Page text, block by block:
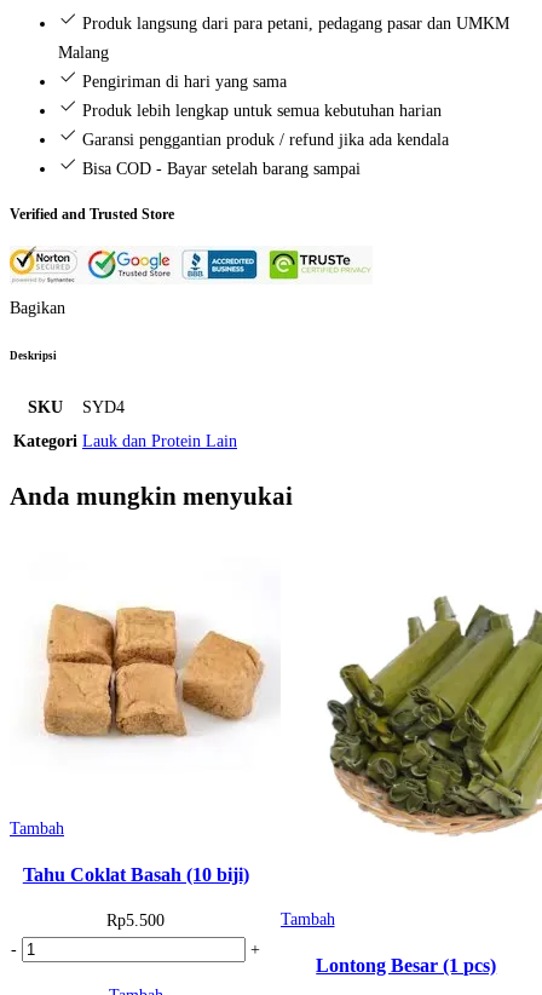
Produk langsung dari para petani, pedagang pasar dan UMKM
Malang
Pengiriman di hari yang sama
Produk lebih lengkap untuk semua kebutuhan harian
Garansi penggantian produk / refund jika ada kendala
Bisa COD - Bayar setelah barang sampai
Verified and Trusted Store
Bagikan
Deskripsi
SKU
SYD4
Kategori Lauk dan Protein Lain
Anda mungkin menyukai
Tambah
Tahu Coklat Basah (10 biji)
Rp5.500
- Kuantitas
+
Tambah
Lontong Besar (1 pcs)